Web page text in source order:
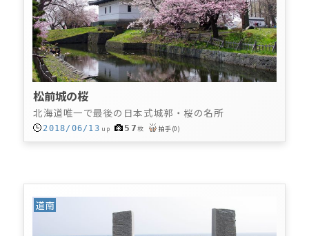
松前城の桜
北海道唯一で最後の日本式城郭・桜の名所
2018/06/13 up 57枚 拍手(0)
道南